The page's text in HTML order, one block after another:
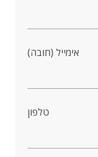
אימייל (חובה)
טלפון